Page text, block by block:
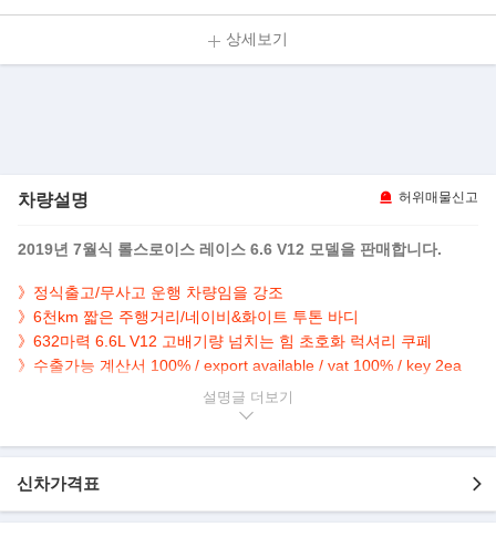
상세보기
차량설명 허위매물신고
2019년 7월식 롤스로이스 레이스 6.6 V12 모델을 판매합니다.
》정식출고/무사고 운행 차량임을 강조
》6천km 짧은 주행거리/네이비&화이트 투톤 바디
》632마력 6.6L V12 고배기량 넘치는 힘 초호화 럭셔리 쿠페
》수출가능 계산서 100% / export available / vat 100% / key 2ea
》제 작 연 월 2019년 06월 / 제 작 연 월 2019년 06월 / 제 작 연 월
》오리지널 듀오톤 바디 랩핑X
》오리지널 측면 더블 코치라인
설명글
신차가격표